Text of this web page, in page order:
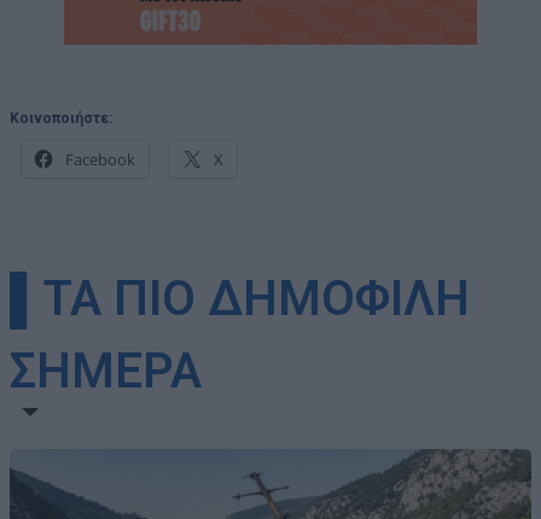
Κοινοποιήστε:
Facebook X
▌ΤΑ ΠΙΟ ΔΗΜΟΦΙΛΗ
ΣΗΜΕΡΑ